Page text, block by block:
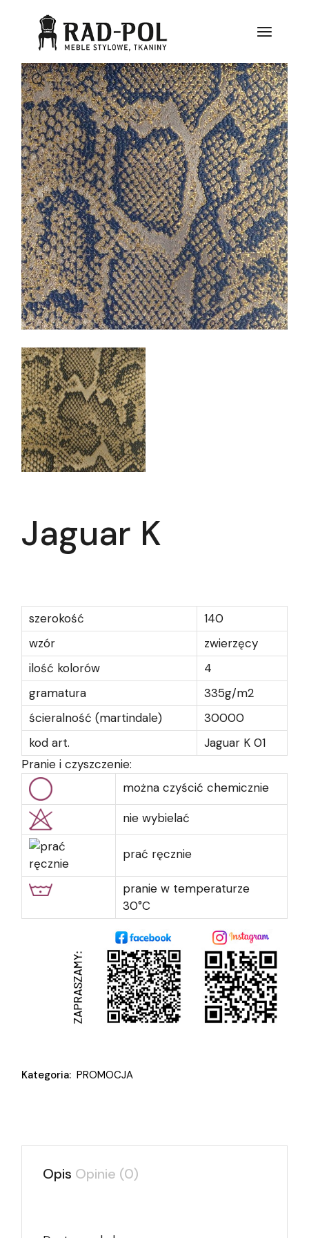
Jaguar K
szerokość
140
wzór
zwierzęcy
ilość kolorów
4
gramatura
335g/m2
ścieralność (martindale)
30000
kod art.
Jaguar K 01
Pranie i czyszczenie:
można czyścić chemicznie
nie wybielać
prać ręcznie
pranie w temperaturze
30°C
Kategoria: PROMOCJA
Opis Opinie (0)